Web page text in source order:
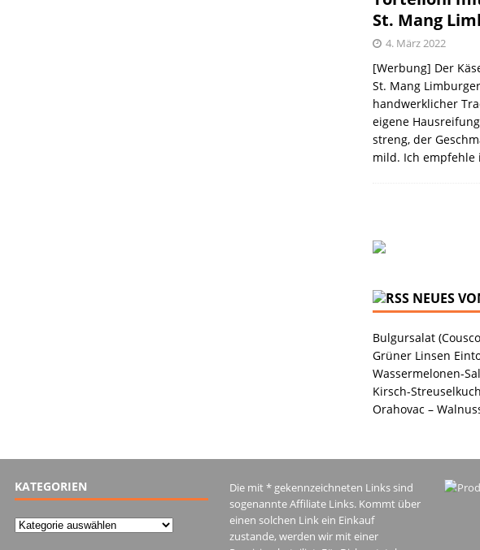
St. Mang
4. März 2022
[Werbung] Der
St. Mang
handwerklicher
eigene
streng, der
mild. Ich
NEUES
Bulgursalat
Grüner Linsen
Wassermelonen-
Kirsch-
Orahovac –
KATEGORIEN
Kategorien
Die mit * gekennzeichneten Links sind
sogenannte Affiliate Links. Kommt über
einen solchen Link ein Einkauf
zustande, werden wir mit einer